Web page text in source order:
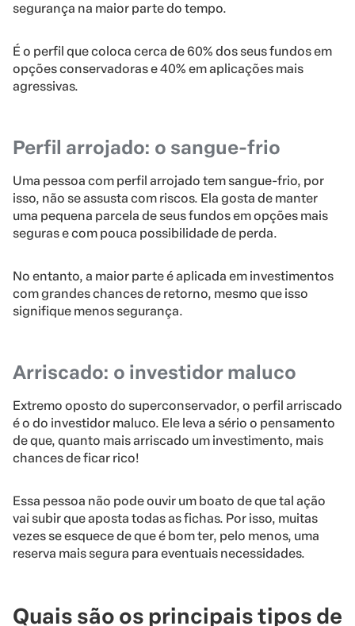
segurança na maior parte do tempo.
É o perfil que coloca cerca de 60% dos seus fundos em
opções conservadoras e 40% em aplicações mais
agressivas.
Perfil arrojado: o sangue-frio
Uma pessoa com perfil arrojado tem sangue-frio, por
isso, não se assusta com riscos. Ela gosta de manter
uma pequena parcela de seus fundos em opções mais
seguras e com pouca possibilidade de perda.
No entanto, a maior parte é aplicada em investimentos
com grandes chances de retorno, mesmo que isso
signifique menos segurança.
Arriscado: o investidor maluco
Extremo oposto do superconservador, o perfil arriscado
é o do investidor maluco. Ele leva a sério o pensamento
de que, quanto mais arriscado um investimento, mais
chances de ficar rico!
Essa pessoa não pode ouvir um boato de que tal ação
vai subir que aposta todas as fichas. Por isso, muitas
vezes se esquece de que é bom ter, pelo menos, uma
reserva mais segura para eventuais necessidades.
Quais são os principais tipos de